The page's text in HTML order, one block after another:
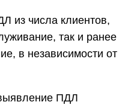
из числа клиентов,
так и ранее
в независимости от
ПДЛ